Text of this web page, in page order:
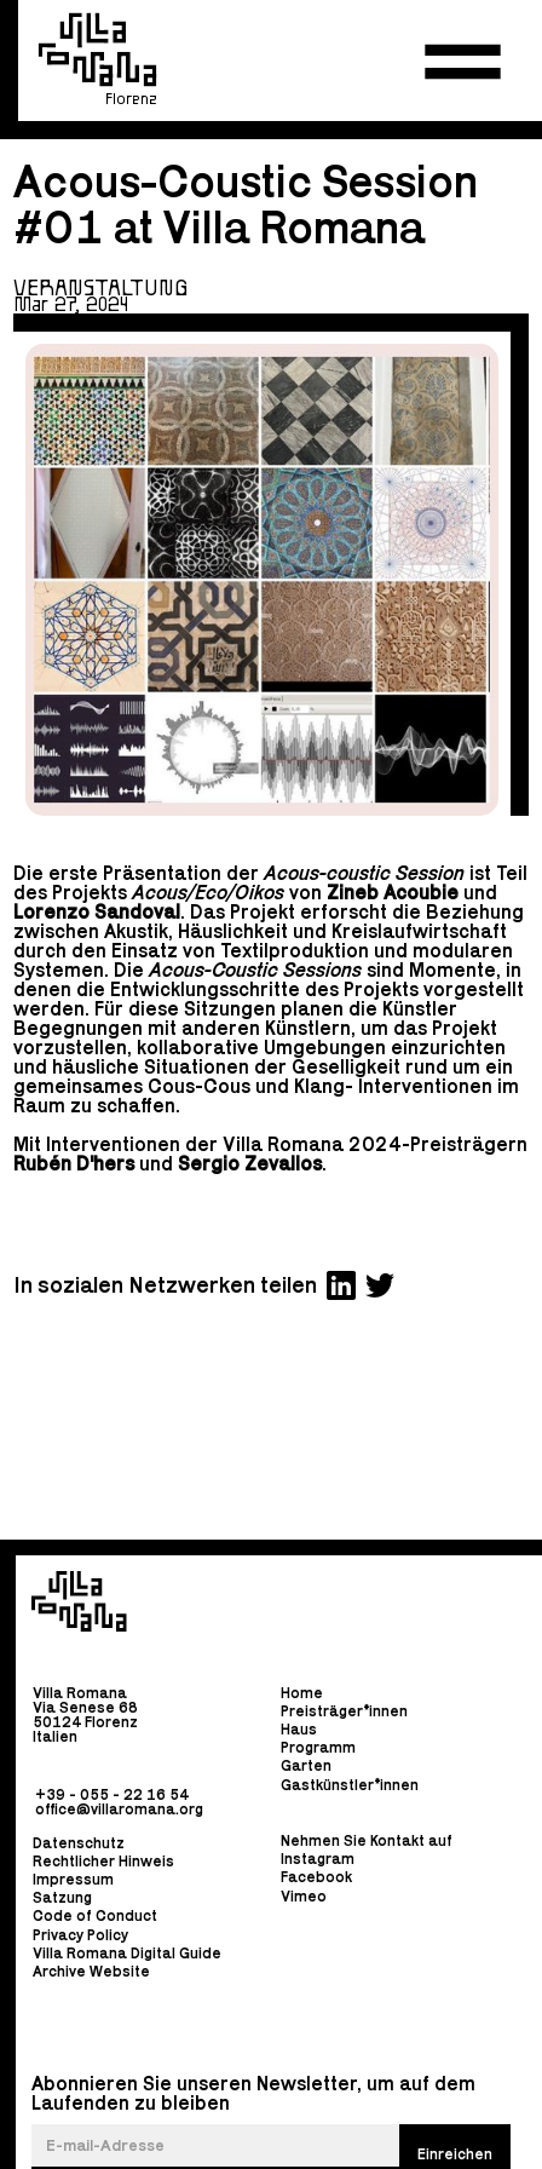
Florenz
Acous-Coustic Session
#01 at Villa Romana
VERANSTALTUNG
Mar 27, 2024
Die erste Präsentation derAcous-coustic Session ist Teil
des ProjektsAcous/Eco/Oikosvon Zineb Acoubie und
Lorenzo Sandoval . Das Projekt erforscht die Beziehung
zwischen Akustik, Häuslichkeit und Kreislaufwirtschaft
durch den Einsatz von Textilproduktion und modularen
Systemen. DieAcous-Coustic Sessionssind Momente, in
denen die Entwicklungsschritte des Projekts vorgestellt
werden. Für diese Sitzungen planen die Künstler
Begegnungen mit anderen Künstlern, um das Projekt
vorzustellen, kollaborative Umgebungen einzurichten
und häusliche Situationen der Geselligkeit rund um ein
gemeinsames Cous-Cous und Klang- Interventionen im
Raum zu schaffen.
Mit Interventionen der Villa Romana 2024-Preisträgern
Rubén D'hers undSergio Zevallos.
In sozialen Netzwerken teilen
Villa Romana
Via Senese 68
50124 Florenz
Italien
+39 - 055 - 22 16 54
office@villaromana.org
Home
Preisträger*innen
Haus
Programm
Garten
Gastkünstler*innen
Datenschutz
Rechtlicher Hinweis
Impressum
Satzung
Code of Conduct
Privacy Policy
Villa Romana Digital Guide
Archive Website
Nehmen Sie Kontakt auf
Instagram
Facebook
Vimeo
Abonnieren Sie unseren Newsletter, um auf dem
Laufenden zu bleiben